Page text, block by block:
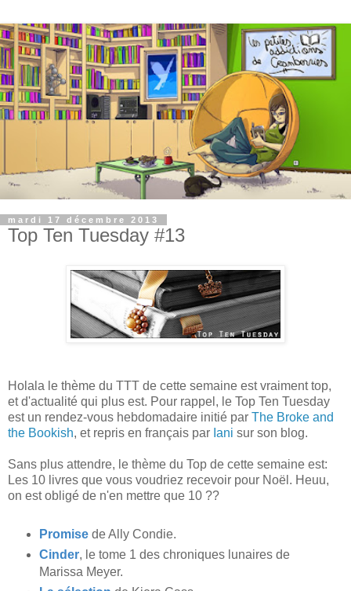
mardi 17 décembre 2013
Top Ten Tuesday #13
Holala le thème du TTT de cette semaine est vraiment top,
et d'actualité qui plus est. Pour rappel, le Top Ten Tuesday
est un rendez-vous hebdomadaire initié par The Broke and
the Bookish, et repris en français par Iani sur son blog.
Sans plus attendre, le thème du Top de cette semaine est:
Les 10 livres que vous voudriez recevoir pour Noël. Heuu,
on est obligé de n'en mettre que 10 ??
Promisede Ally Condie.
Cinder, le tome 1 des chroniques lunaires de
Marissa Meyer.